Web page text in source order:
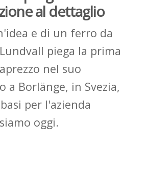
al dettaglio
e di un ferro da
Lundvall piega la prima
nel suo
a Borlänge, in Svezia,
per l'azienda
oggi.